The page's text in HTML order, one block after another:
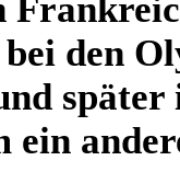
den
ein